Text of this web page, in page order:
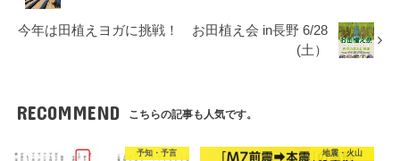
今年は田植えヨガに挑戦！ お田植え会 in長野 6/28
(土）
RECOMMEND こちらの記事も人気です。
予知・予言 地震・火山